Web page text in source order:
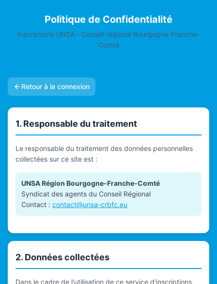
Politique de Confidentialité
Inscriptions UNSA - Conseil régional Bourgogne-Franche-
Comté
Retour à la connexion
1. Responsable du traitement
Le responsable du traitement des données personnelles
collectées sur ce site est :
UNSA Région Bourgogne-Franche-Comté
Syndicat des agents du Conseil Régional
Contact : contact@unsa-crbfc.eu
2. Données collectées
Dans le cadre de l'utilisation de ce service d'inscriptions,